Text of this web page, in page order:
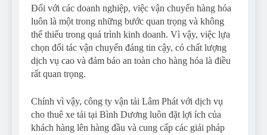
Đối với các doanh nghiệp, việc vận chuyển hàng hóa
luôn là một trong những bước quan trọng và không
thể thiếu trong quá trình kinh doanh. Vì vậy, việc lựa
chọn đối tác vận chuyển đáng tin cậy, có chất lượng
dịch vụ cao và đảm bảo an toàn cho hàng hóa là điều
rất quan trọng.
Chính vì vậy, công ty vận tải Lâm Phát với dịch vụ
cho thuê xe tải tại Bình Dương luôn đặt lợi ích của
khách hàng lên hàng đầu và cung cấp các giải pháp